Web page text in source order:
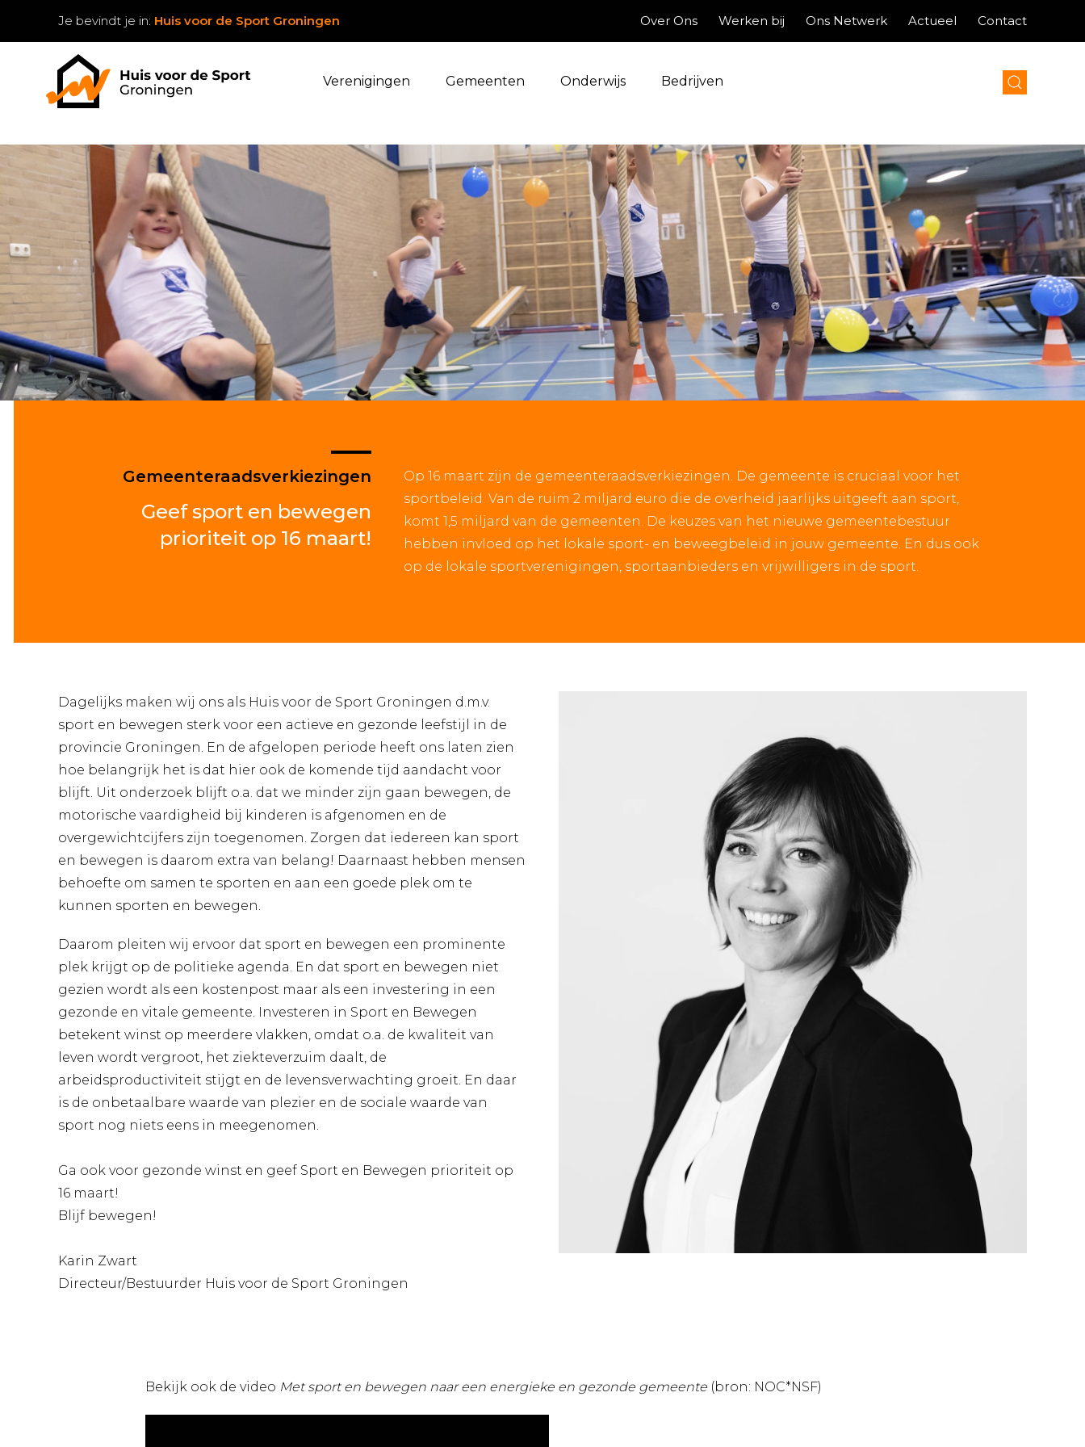
Je bevindt je in: Huis voor de Sport Groningen Over Ons Werken bij Ons Netwerk Actueel Contact
Verenigingen Gemeenten Onderwijs Bedrijven
Gemeenteraadsverkiezingen
Geef sport en bewegen
prioriteit op 16 maart!
Op 16 maart zijn de gemeenteraadsverkiezingen. De gemeente is cruciaal voor het
sportbeleid. Van de ruim 2 miljard euro die de overheid jaarlijks uitgeeft aan sport,
komt 1,5 miljard van de gemeenten. De keuzes van het nieuwe gemeentebestuur
hebben invloed op het lokale sport- en beweegbeleid in jouw gemeente. En dus ook
op de lokale sportverenigingen, sportaanbieders en vrijwilligers in de sport.
Dagelijks maken wij ons als Huis voor de Sport Groningen d.m.v.
sport en bewegen sterk voor een actieve en gezonde leefstijl in de
provincie Groningen. En de afgelopen periode heeft ons laten zien
hoe belangrijk het is dat hier ook de komende tijd aandacht voor
blijft. Uit onderzoek blijft o.a. dat we minder zijn gaan bewegen, de
motorische vaardigheid bij kinderen is afgenomen en de
overgewichtcijfers zijn toegenomen. Zorgen dat iedereen kan sport
en bewegen is daarom extra van belang! Daarnaast hebben mensen
behoefte om samen te sporten en aan een goede plek om te
kunnen sporten en bewegen.
Daarom pleiten wij ervoor dat sport en bewegen een prominente
plek krijgt op de politieke agenda. En dat sport en bewegen niet
gezien wordt als een kostenpost maar als een investering in een
gezonde en vitale gemeente. Investeren in Sport en Bewegen
betekent winst op meerdere vlakken, omdat o.a. de kwaliteit van
leven wordt vergroot, het ziekteverzuim daalt, de
arbeidsproductiviteit stijgt en de levensverwachting groeit. En daar
is de onbetaalbare waarde van plezier en de sociale waarde van
sport nog niets eens in meegenomen.
Ga ook voor gezonde winst en geef Sport en Bewegen prioriteit op
16 maart!
Blijf bewegen!
Karin Zwart
Directeur/Bestuurder Huis voor de Sport Groningen
Bekijk ook de video Met sport en bewegen naar een energieke en gezonde gemeente (bron: NOC*NSF)